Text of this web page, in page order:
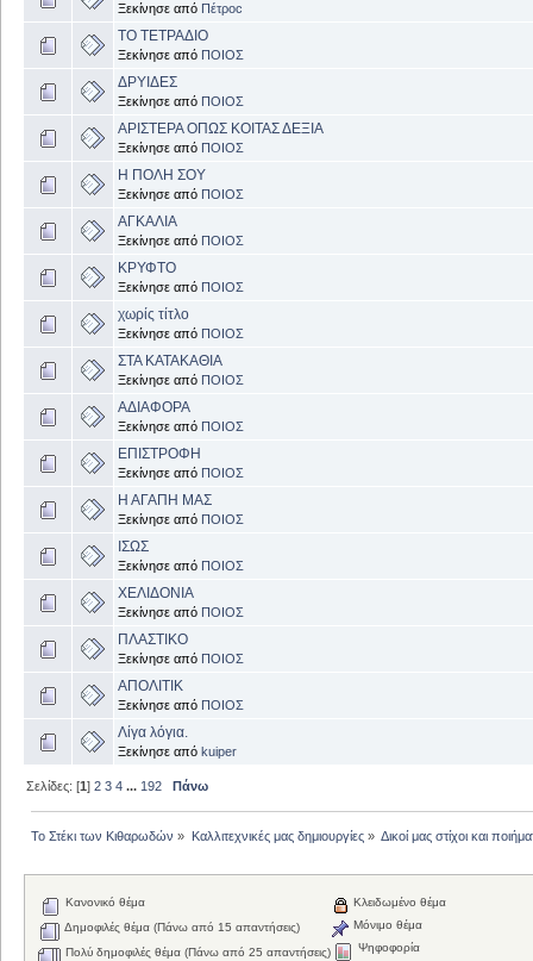
Ξεκίνησε από Πέτροc
ΤΟ ΤΕΤΡΑΔΙΟ
Ξεκίνησε από ΠΟΙΟΣ
ΔΡΥΙΔΕΣ
Ξεκίνησε από ΠΟΙΟΣ
ΑΡΙΣΤΕΡΑ ΟΠΩΣ ΚΟΙΤΑΣ ΔΕΞΙΑ
Ξεκίνησε από ΠΟΙΟΣ
Η ΠΟΛΗ ΣΟΥ
Ξεκίνησε από ΠΟΙΟΣ
ΑΓΚΑΛΙΑ
Ξεκίνησε από ΠΟΙΟΣ
ΚΡΥΦΤΟ
Ξεκίνησε από ΠΟΙΟΣ
χωρίς τίτλο
Ξεκίνησε από ΠΟΙΟΣ
ΣΤΑ ΚΑΤΑΚΑΘΙΑ
Ξεκίνησε από ΠΟΙΟΣ
ΑΔΙΑΦΟΡΑ
Ξεκίνησε από ΠΟΙΟΣ
ΕΠΙΣΤΡΟΦΗ
Ξεκίνησε από ΠΟΙΟΣ
Η ΑΓΑΠΗ ΜΑΣ
Ξεκίνησε από ΠΟΙΟΣ
ΙΣΩΣ
Ξεκίνησε από ΠΟΙΟΣ
ΧΕΛΙΔΟΝΙΑ
Ξεκίνησε από ΠΟΙΟΣ
ΠΛΑΣΤΙΚΟ
Ξεκίνησε από ΠΟΙΟΣ
ΑΠΟΛΙΤΙΚ
Ξεκίνησε από ΠΟΙΟΣ
Λίγα λόγια.
Ξεκίνησε από kuiper
Σελίδες: [1]2 3 4 ... 192 Πάνω
Το Στέκι των Κιθαρωδών » Καλλιτεχνικές μας δημιουργίες» Δικοί μας στίχοι και
Κανονικό θέμα
Δημοφιλές θέμα (Πάνω από 15 απαντήσεις)
Πολύ δημοφιλές θέμα (Πάνω από 25 απαντήσεις)
Κλειδωμένο θέμα
Μόνιμο θέμα
Ψηφοφορία